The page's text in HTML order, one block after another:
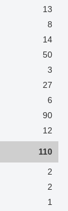
13
8
14
50
3
27
6
90
12
110
2
2
1